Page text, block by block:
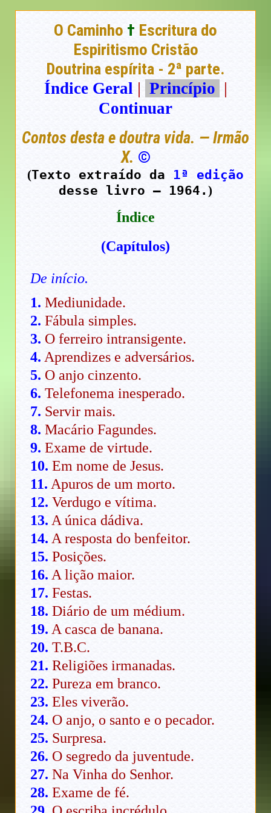
O Caminho † Escritura do
Espiritismo Cristão
Doutrina espírita - 2ª parte.
Índice Geral | Princípio |
Continuar
Contos desta e doutra vida. — Irmão
X. ©
(Texto extraído da 1ª edição
desse livro — 1964. )
Índice
(Capítulos)
De início.
1. Mediunidade.
2. Fábula simples.
3. O ferreiro intransigente.
4. Aprendizes e adversários.
5. O anjo cinzento.
6. Telefonema inesperado.
7. Servir mais.
8. Macário Fagundes.
9. Exame de virtude.
10. Em nome de Jesus.
11. Apuros de um morto.
12. Verdugo e vítima.
13. A única dádiva.
14. A resposta do benfeitor.
15. Posições.
16. A lição maior.
17. Festas.
18. Diário de um médium.
19. A casca de banana.
20. T.B.C.
21. Religiões irmanadas.
22. Pureza em branco.
23. Eles viverão.
24. O anjo, o santo e o pecador.
25. Surpresa.
26. O segredo da juventude.
27. Na Vinha do Senhor.
28. Exame de fé.